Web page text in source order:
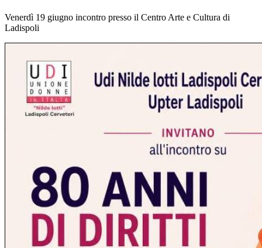
Venerdì 19 giugno incontro presso il Centro Arte e Cultura di
Ladispoli